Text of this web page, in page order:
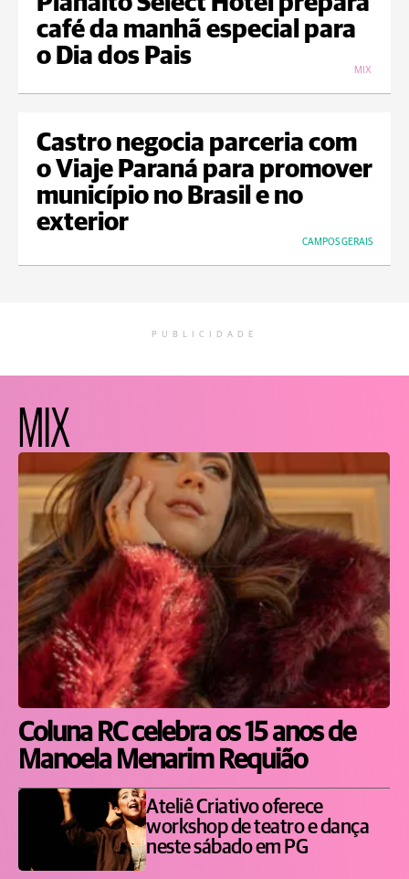
café da manhã especial para
o Dia dos Pais
MIX
Castro negocia parceria com
o Viaje Paraná para promover
município no Brasil e no
exterior
CAMPOS GERAIS
PUBLICIDADE
MIX
Coluna RC celebra os 15 anos de
Manoela Menarim Requião
Ateliê Criativo oferece
workshop de teatro e dança
neste sábado em PG